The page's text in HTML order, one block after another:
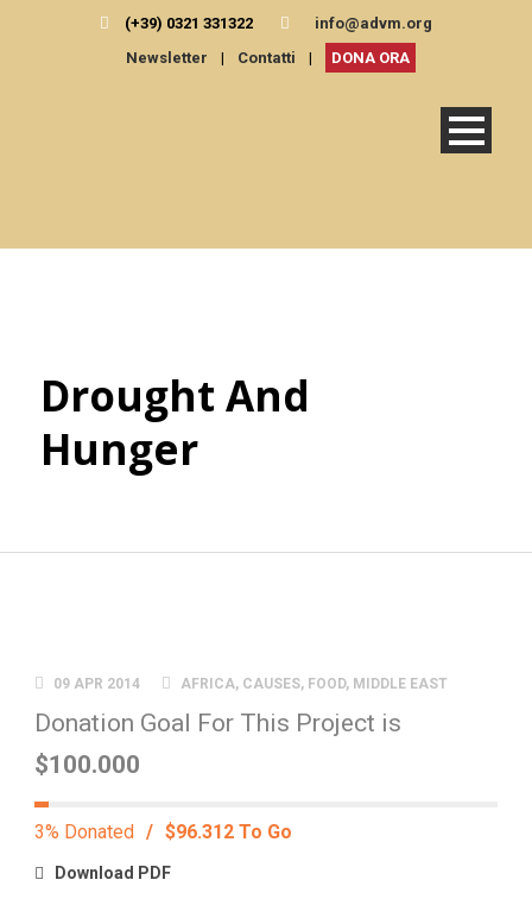
(+39) 0321 331322
info@advm.org
Newsletter
| Contatti | DONA ORA
Drought And
Hunger
09 APR 2014 AFRICA, CAUSES, FOOD, MIDDLE EAST
Donation Goal For This Project is
$100.000
3% Donated / $96.312 To Go
Download PDF